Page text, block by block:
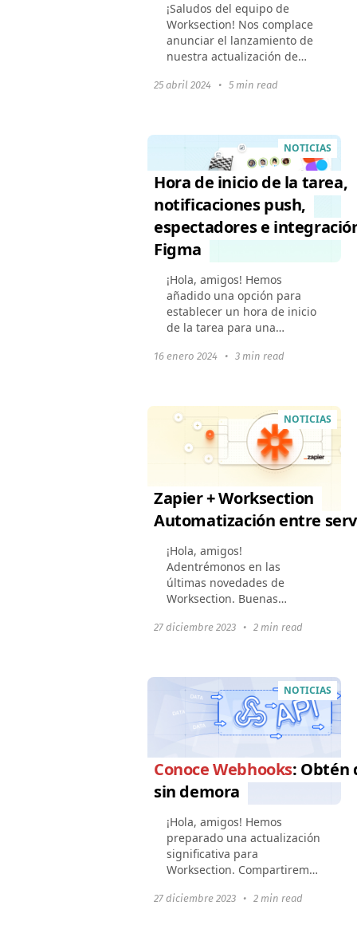
¡Saludos del equipo de
Worksection! Nos complace
anunciar el lanzamiento de
nuestra actualización de
Hemos mejorado las
personalizar...
25 abril 2024 • 5 min read
NOTICIAS
Hora de inicio de la tarea,
notificaciones push,
espectadores e
Figma
¡Hola, amigos! Hemos
añadido una opción para
establecer un hora de inicio
de la tarea para una
trabajo más precisa.
en tiempo real, que...
16 enero 2024 • 3 min read
NOTICIAS
Zapier + Worksection
Automatización entre
¡Hola, amigos!
Adentrémonos en las
últimas novedades de
Worksection. Buenas
que buscan conectar sus
y OAuth2 harán que la...
27 diciembre 2023 • 2 min read
NOTICIAS
Conoce Webhooks: Obtén
sin demora
¡Hola, amigos! Hemos
preparado una actualización
significativa para
Worksection. Compartiremos
con ustedes en las
27 diciembre 2023 • 2 min read